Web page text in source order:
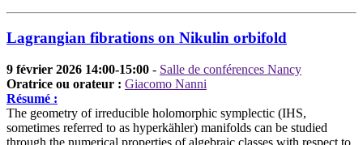
Lagrangian fibrations on Nikulin orbifold
9 février 2026 14:00-15:00 - Salle de conférences Nancy
Oratrice ou orateur : Giacomo Nanni
Résumé :
The geometry of irreducible holomorphic symplectic (IHS,
sometimes referred to as hyperkähler) manifolds can be studied
through the numerical properties of algebraic classes with respect to